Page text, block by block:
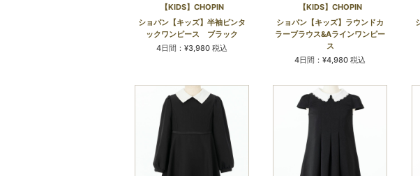
【KIDS】CHOPIN
ショパン【キッズ】半袖ピンタ
ックワンピース ブラック
4日間：¥3,980 税込
【KIDS】CHOPIN
ショパン【キッズ】ラウンドカ
ラーブラウス&Aラインワンピー
ス
4日間：¥4,980 税込